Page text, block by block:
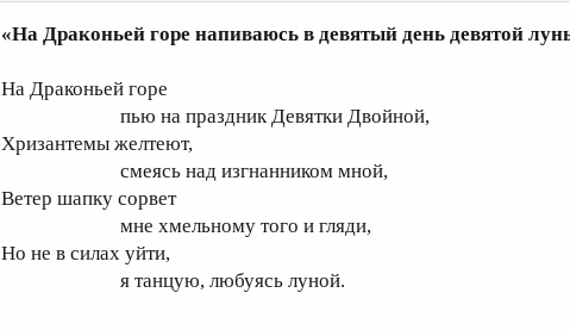
«На Драконьей горе напиваюсь в девятый день девятой
На Драконьей горе
пью на праздник Девятки Двойной,
Хризантемы желтеют,
смеясь над изгнанником мной,
Ветер шапку сорвет
мне хмельному того и гляди,
Но не в силах уйти,
я танцую, любуясь луной.